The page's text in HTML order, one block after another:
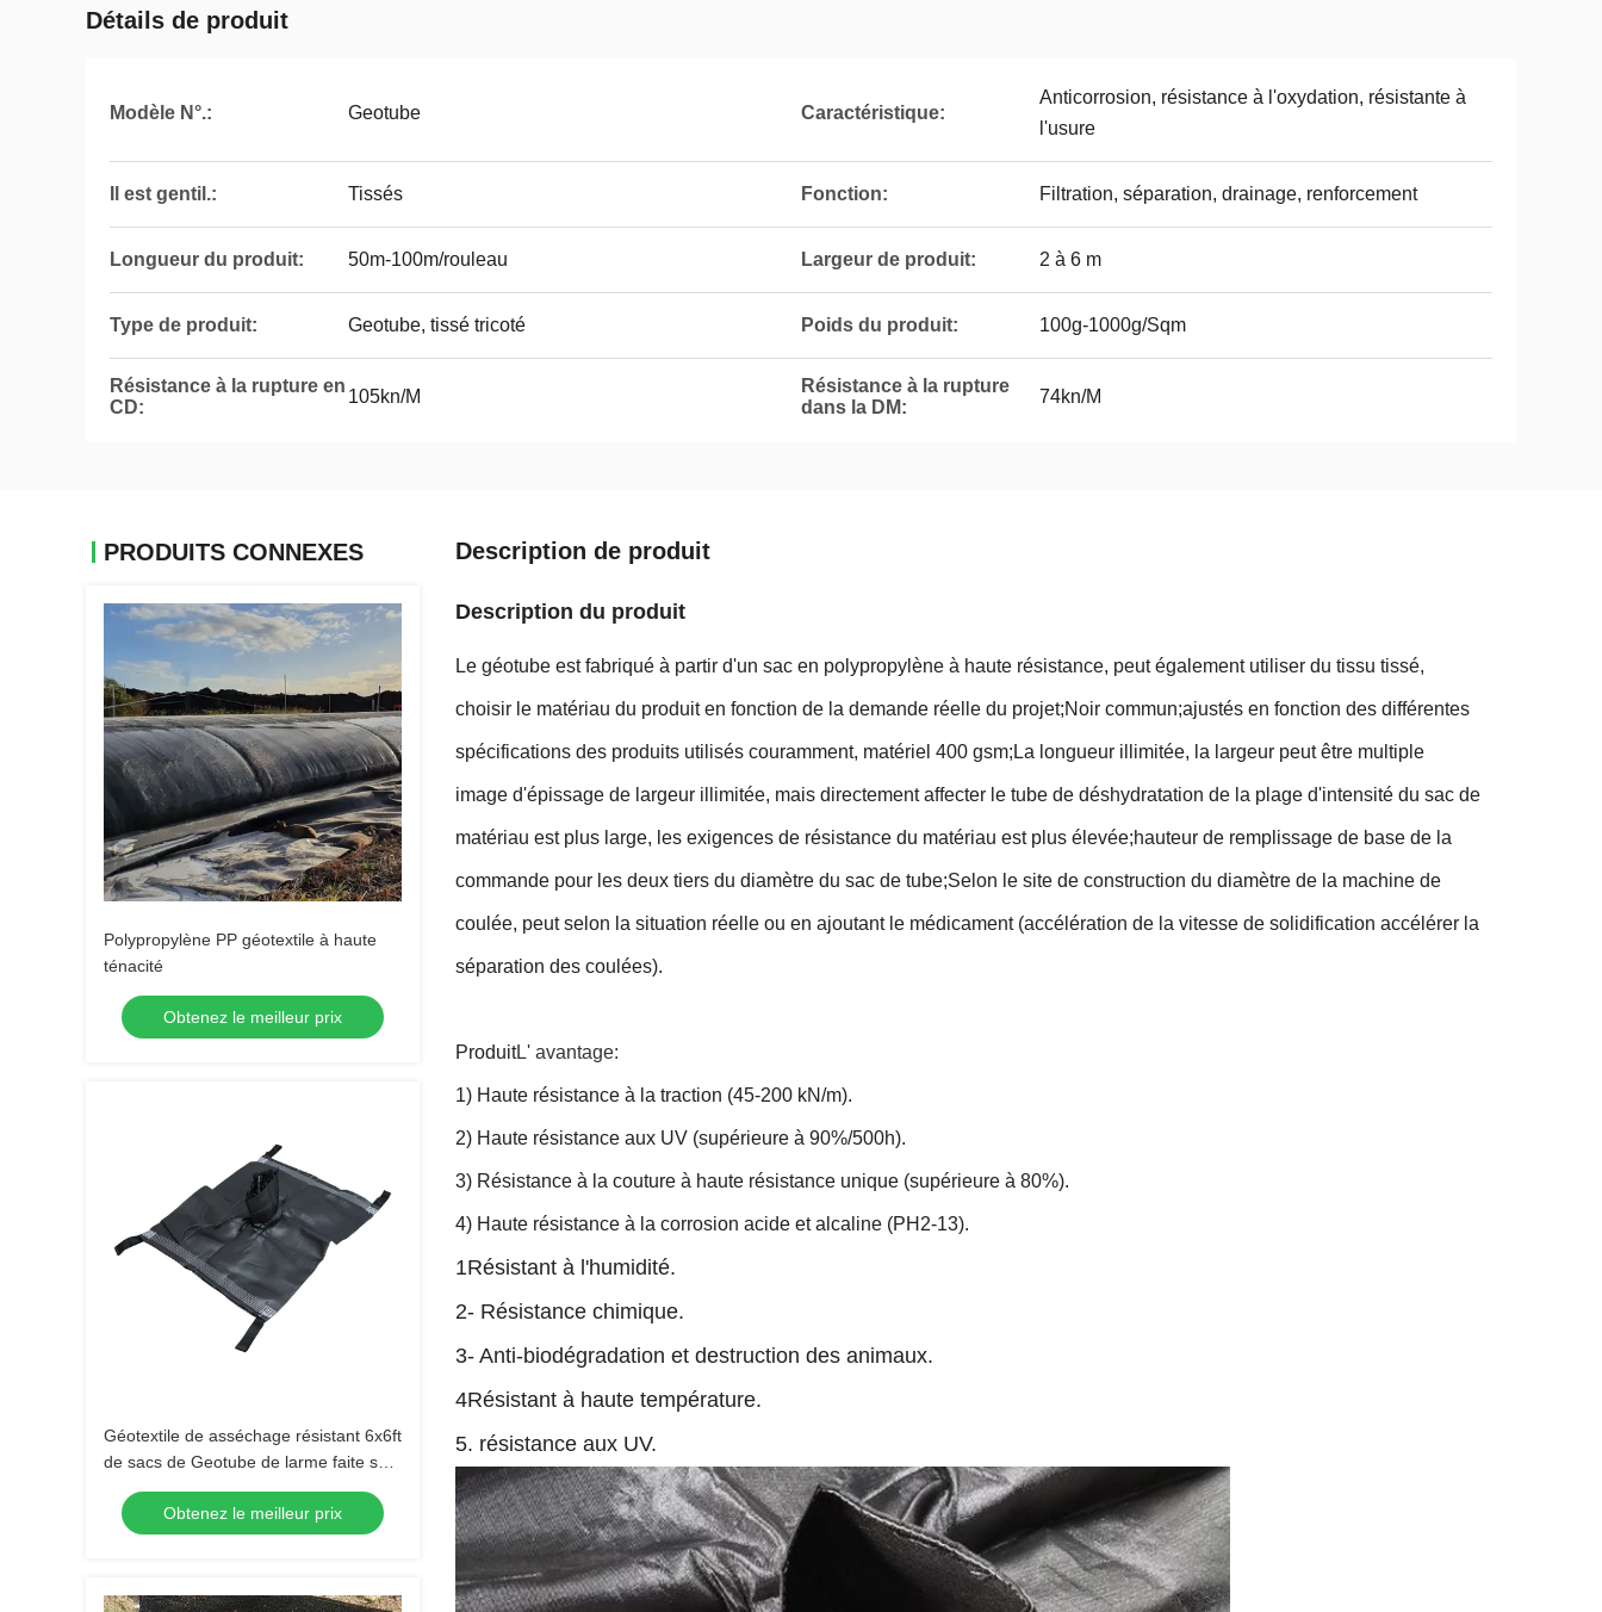
Détails de produit
Modèle N°.: Geotube Caractéristique:
Anticorrosion, résistance à l'oxydation, résistante à
l'usure
Il est gentil.: Tissés Fonction: Filtration, séparation, drainage, renforcement
Longueur du produit: 50m-100m/rouleau Largeur de produit: 2 à 6 m
Type de produit: Geotube, tissé tricoté Poids du produit: 100g-1000g/Sqm
Résistance à la rupture en
CD:
105kn/M
Résistance à la rupture
dans la DM:
74kn/M
PRODUITS CONNEXES
Polypropylène PP géotextile à haute
ténacité
Obtenez le meilleur prix
Géotextile de asséchage résistant 6x6ft
de sacs de Geotube de larme faite sur
commande
Obtenez le meilleur prix
Description de produit
Description du produit
Le géotube est fabriqué à partir d'un sac en polypropylène à haute résistance, peut également utiliser du tissu tissé,
choisir le matériau du produit en fonction de la demande réelle du projet;Noir commun;ajustés en fonction des différentes
spécifications des produits utilisés couramment, matériel 400 gsm; La longueur illimitée, la largeur peut être multiple
image d'épissage de largeur illimitée, mais directement affecter le tube de déshydratation de la plage d'intensité du sac de
matériau est plus large, les exigences de résistance du matériau est plus élevée;hauteur de remplissage de base de la
commande pour les deux tiers du diamètre du sac de tube;Selon le site de construction du diamètre de la machine de
coulée, peut selon la situation réelle ou en ajoutant le médicament (accélération de la vitesse de solidification accélérer la
séparation des coulées).
ProduitL' avantage:
1) Haute résistance à la traction (45-200 kN/m).
2) Haute résistance aux UV (supérieure à 90%/500h).
3) Résistance à la couture à haute résistance unique (supérieure à 80%).
4) Haute résistance à la corrosion acide et alcaline (PH2-13).
1Résistant à l'humidité.
2- Résistance chimique.
3- Anti-biodégradation et destruction des animaux.
4Résistant à haute température.
5. résistance aux UV.